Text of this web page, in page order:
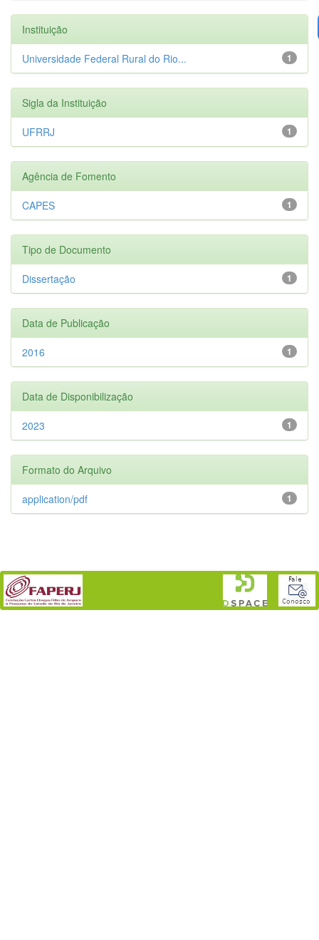
Instituição
1
Universidade Federal Rural do Rio...
Sigla da Instituição
1
UFRRJ
Agência de Fomento
1
CAPES
Tipo de Documento
1
Dissertação
Data de Publicação
1
2016
Data de Disponibilização
1
2023
Formato do Arquivo
1
application/pdf